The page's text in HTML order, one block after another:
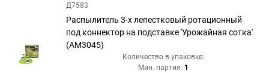
Д7583
Распылитель 3-х лепестковый ротационный
под коннектор на подставке 'Урожайная сотка'
(AM3045)
Количество в упаковке:
Мин. партия: 1